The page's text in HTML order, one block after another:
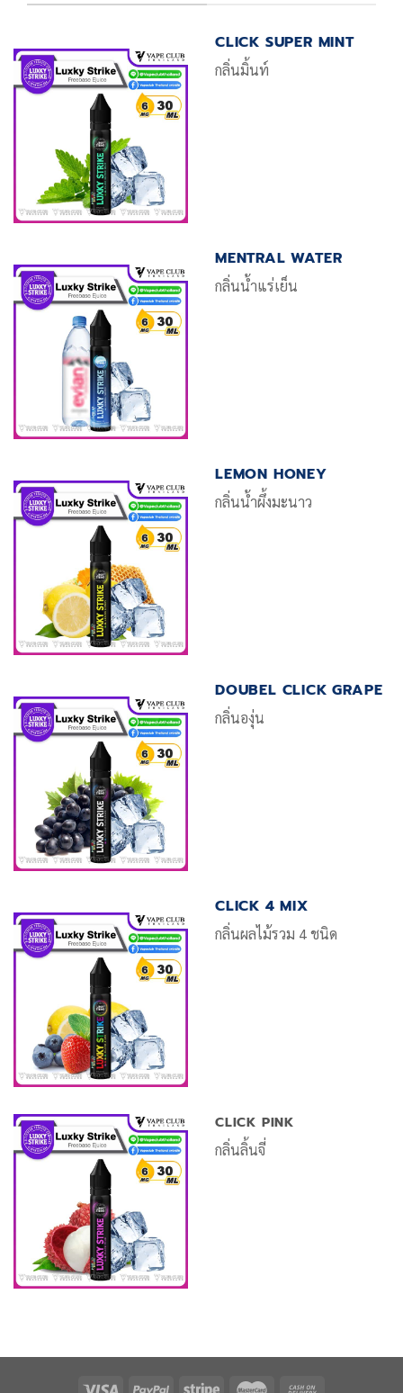
CLICK SUPER MINT
กลิ่นมิ้นท์
MENTRAL WATER
กลิ่นน้ำแร่เย็น
LEMON HONEY
กลิ่นน้ำผึ้งมะนาว
DOUBEL CLICK GRAPE
กลิ่นองุ่น
CLICK 4 MIX
กลิ่นผลไม้รวม 4 ชนิด
CLICK PINK
กลิ่นลิ้นจี่